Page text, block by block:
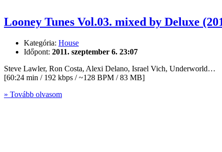
Looney Tunes Vol.03. mixed by Deluxe
Kategória: House
Időpont: 2011. szeptember 6. 23:07
Steve Lawler, Ron Costa, Alexi Delano, Israel Vich, Underworld…
[60:24 min / 192 kbps / ~128 BPM / 83 MB]
» Tovább olvasom